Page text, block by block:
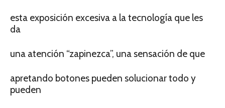
esta exposición excesiva a la tecnología que les
da
una atención “zapinezca”, una sensación de que
apretando botones pueden solucionar todo y
pueden